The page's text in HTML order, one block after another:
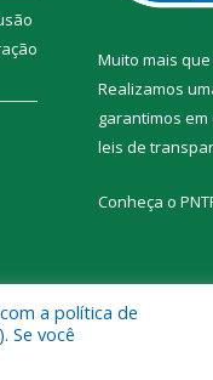
Muito mais que
Realizamos
garantimos
leis de
Conheça o
Mapa do Site
a política de
). Se você